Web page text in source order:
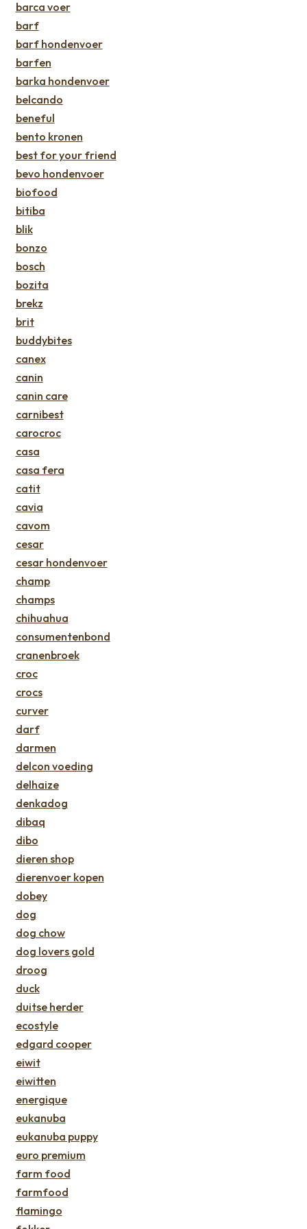
barca voer
barf
barf hondenvoer
barfen
barka hondenvoer
belcando
beneful
bento kronen
best for your friend
bevo hondenvoer
biofood
bitiba
blik
bonzo
bosch
bozita
brekz
brit
buddybites
canex
canin
canin care
carnibest
carocroc
casa
casa fera
catit
cavia
cavom
cesar
cesar hondenvoer
champ
champs
chihuahua
consumentenbond
cranenbroek
croc
crocs
curver
darf
darmen
delcon voeding
delhaize
denkadog
dibaq
dibo
dieren shop
dierenvoer kopen
dobey
dog
dog chow
dog lovers gold
droog
duck
duitse herder
ecostyle
edgard cooper
eiwit
eiwitten
energique
eukanuba
eukanuba puppy
euro premium
farm food
farmfood
flamingo